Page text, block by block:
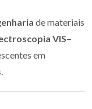
de materiais
VIS–
em
.